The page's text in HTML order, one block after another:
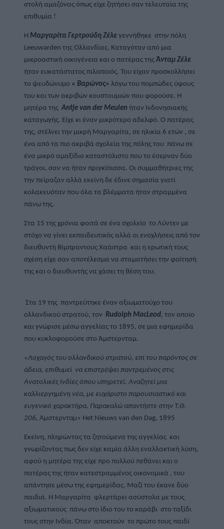
στολή αμαζόνας όπως είχε ζητήσει σαν τελευταία της
επιθυμία !
Η Μαργαρίτα Γερτρούδη Ζέλε γεννήθηκε  στην πόλη
Leeuwarden της Ολλανδίας. Καταγόταν από μια
μικροαστική οικογένεια και ο πατέρας της Άνταμ Ζέλε
ήταν ευκατάστατος πιλοποιός. Του είχαν προσκολλήσει
το ψευδώνυμο « Βαρώνος» λόγω του πομπώδες ύφους
του και των ακριβών κουστουμιών που φορούσε. Η
μητέρα της Antje van der Meulen ήταν Ινδονησιακής
καταγωγής. Είχε κι έναν μικρότερο αδελφό. Ο πατέρας
της, στέλνει την μικρή Μαργαρίτα, σε ηλικία 6 ετών , σε
ένα από τα πιο ακριβά σχολεία της πόλης του  πάνω σε
ένα μικρό αμαξίδιο καταστόλιστο που το έσερναν δύο
τράγοι, σαν να ήταν πριγκίπισσα. Οι συμμαθήτριες της
την πείραζαν αλλά εκείνη δε έδινε σημασία γιατί
κολακευόταν που όλα τα βλέμματα ήταν στραμμένα
πάνω της.
Στα 15 της χρόνια φοιτά σε ένα σχολείο  το Λύντεν με
στόχο να γίνει εκπαιδευτικός αλλά οι ενοχλήσεις από τον
διευθυντή Βίμπραντους Χαάστρα  και η ερωτική τους
σχέση είχε σαν αποτέλεσμα να σταματήσει την φοίτησή
της και ο διευθυντής να χάσει τη θέση του.
Στα 19 της  παντρεύτηκε έναν αξιωματούχο του
ολλανδικού στρατού, τον Rudolph MacLeod, τον οποίο
και γνώρισε μέσω αγγελίας το 1895, σε μια εφημερίδα
που κυκλοφορούσε στο Άμστερνταμ.
«Λοχαγός του ολλανδικού στρατού, επί του παρόντος σε
άδεια, επιθυμεί  να επιστρέψει παντρεμένος στις
Ανατολικές Ινδίες όπου υπηρετεί. Αναζητεί μια
καλλιεργημένη νέα, με ευχάριστο παρουσιαστικό και
ευγενικό χαρακτήρα. Παρακαλώ απαντήστε στην Τ.Θ.
206, Άμστερνταμ» Het Nieuws van den Dag, 1895
Εκείνη, πληρώντας τα ζητούμενα της αγγελίας  και
γνωρίζοντας πως δεν είχε καμία άλλη εναλλακτική λύση,
αφού η μητέρα της είχε προ πολλού πεθάνει και ο
πατέρας της ήταν κατεστραμμένος οικονομικά , του
απάντησε μέσω της εφημερίδας. Μαζί του έκανε δύο
παιδιά. Η Μαργαρίτα  φλερτάρει ασύστολα με τους
αξιωματικούς  πάνω στο ίδιο του το καράβι  στο ταξίδι
τους στην Ινδία. Όταν  αποκτούν  το πρώτο τους παιδί